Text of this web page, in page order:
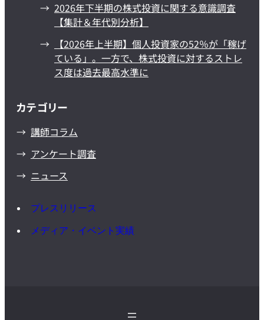
2026年下半期の株式投資に関する意識調査
【集計＆年代別分析】
【2026年上半期】個人投資家の52％が「稼げ
ている」。一方で、株式投資に対するストレ
ス度は過去最高水準に
カテゴリー
講師コラム
アンケート調査
ニュース
プレスリリース
メディア・イベント実績